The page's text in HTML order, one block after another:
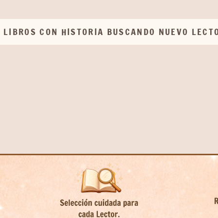
LIBROS CON HISTORIA BUSCANDO NUEVO